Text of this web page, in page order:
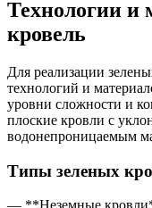
Технологии и
кровель
Для реализации
технологий и
уровни сложности и
плоские кровли с
водонепроницаемым
Типы зеленых